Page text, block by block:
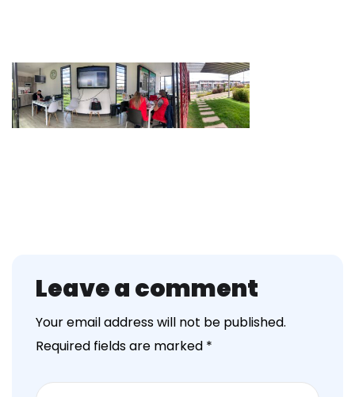
Leave a comment
Your email address will not be published.
Required fields are marked *